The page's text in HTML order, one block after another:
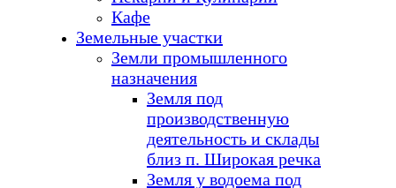
Кафе
Земельные участки
Земли промышленного
назначения
Земля под
производственную
деятельность и склады
близ п. Широкая речка
Земля у водоема под